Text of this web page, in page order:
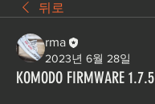
뒤로
rma
2023년 6월 28일
KOMODO FIRMWARE 1.7.5